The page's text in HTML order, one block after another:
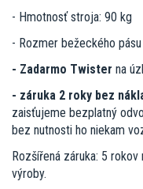
- Hmotnosť stroja: 90 kg
- Rozmer bežeckého
- Zadarmo Twister na
- záruka 2 roky bez
zaisťujeme bezplatný
bez nutnosti ho niekam
Rozšířená záruka: 5
výroby.